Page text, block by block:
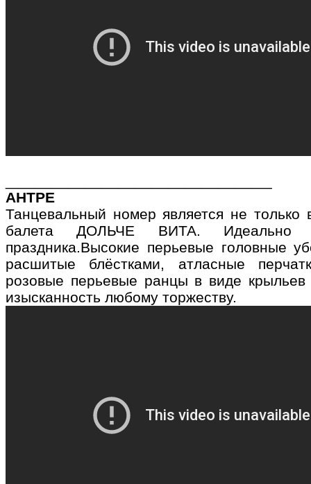
АНТРЕ
Танцевальный номер является не только
балета ДОЛЬЧЕ ВИТА. Идеально
праздника.Высокие перьевые головные
расшитые блёстками, атласные
розовые перьевые ранцы в виде крыльев
изысканность любому торжеству.